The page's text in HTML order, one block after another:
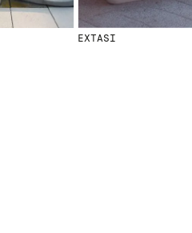
EXTASI